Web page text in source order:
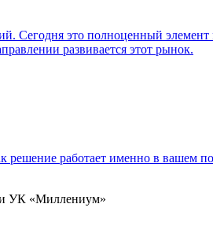
Сегодня это полноценный элемент
развивается этот рынок.
решение работает именно в